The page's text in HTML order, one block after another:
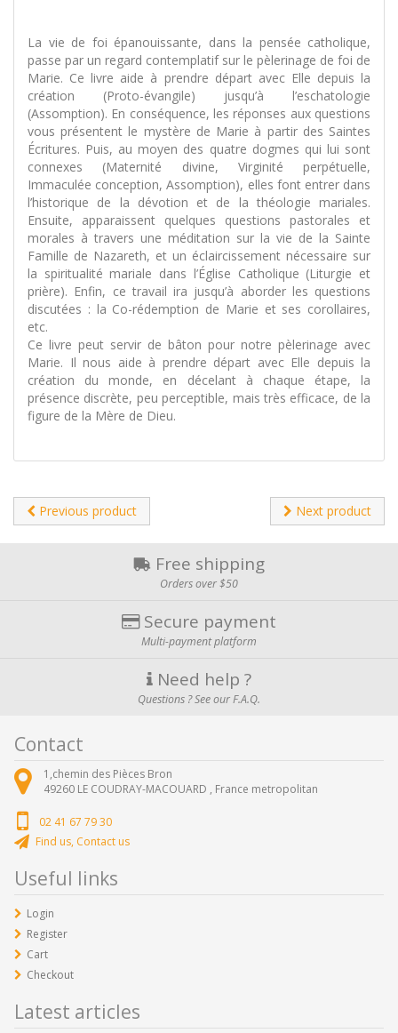
La vie de foi épanouissante, dans la pensée catholique,
passe par un regard contemplatif sur le pèlerinage de foi de
Marie. Ce livre aide à prendre départ avec Elle depuis la
création (Proto-évangile) jusqu’à l’eschatologie
(Assomption). En conséquence, les réponses aux questions
vous présentent le mystère de Marie à partir des Saintes
Écritures. Puis, au moyen des quatre dogmes qui lui sont
connexes (Maternité divine, Virginité perpétuelle,
Immaculée conception, Assomption), elles font entrer dans
l’historique de la dévotion et de la théologie mariales.
Ensuite, apparaissent quelques questions pastorales et
morales à travers une méditation sur la vie de la Sainte
Famille de Nazareth, et un éclaircissement nécessaire sur
la spiritualité mariale dans l’Église Catholique (Liturgie et
prière). Enfin, ce travail ira jusqu’à aborder les questions
discutées : la Co-rédemption de Marie et ses corollaires,
etc.
Ce livre peut servir de bâton pour notre pèlerinage avec
Marie. Il nous aide à prendre départ avec Elle depuis la
création du monde, en décelant à chaque étape, la
présence discrète, peu perceptible, mais très efficace, de la
figure de la Mère de Dieu.
Previous product Next product
Free shipping
Orders over $50
Secure payment
Multi-payment platform
Need help ?
Questions ? See our F.A.Q.
Contact
1,chemin des Pièces Bron
49260 LE COUDRAY-MACOUARD , France metropolitan
02 41 67 79 30
Find us, Contact us
Useful links
Login
Register
Cart
Checkout
Latest articles